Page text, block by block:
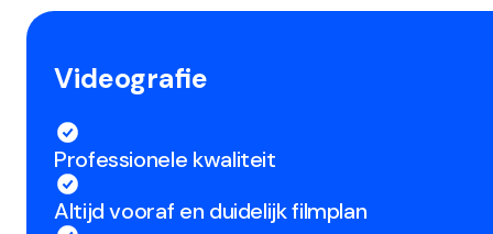
Videografie
Professionele kwaliteit
Altijd vooraf en duidelijk filmplan